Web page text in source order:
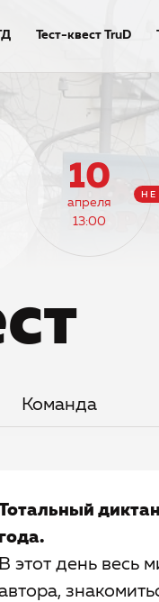
Тест-квест TruD
Тексты
10
апреля
13:00
Команда
года.
В этот день весь